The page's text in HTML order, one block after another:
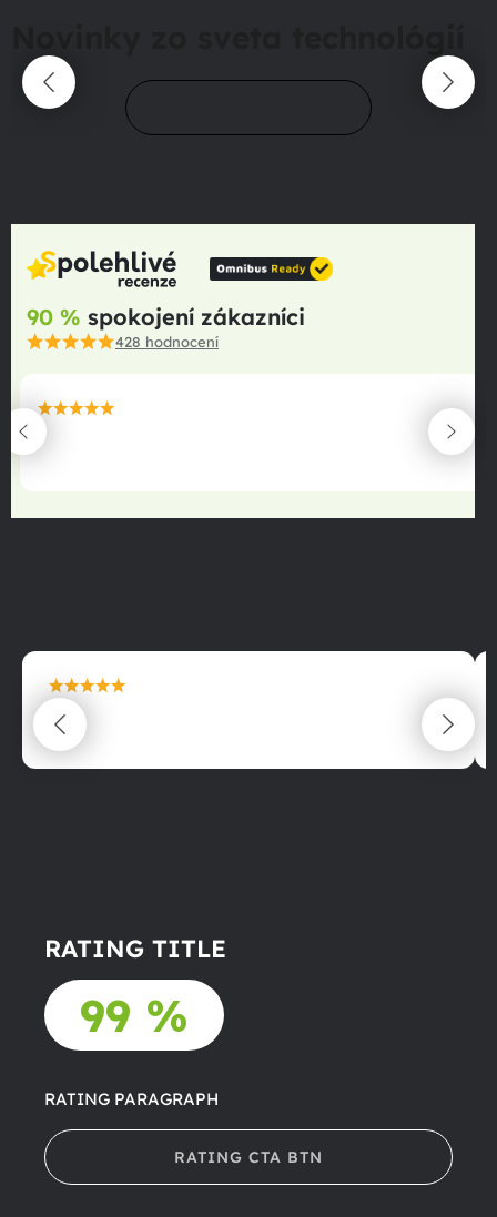
90 % spokojení zákazníci
428 hodnocení
maximální spokojenost
22.06.2025
maximální spokojenost
22.06.2025
RATING TITLE
99 %
RATING PARAGRAPH
RATING CTA BTN